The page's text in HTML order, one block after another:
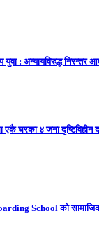
: अन्यायविरुद्ध निरन्तर
घरका ४ जना दृष्टिविहीन
School को